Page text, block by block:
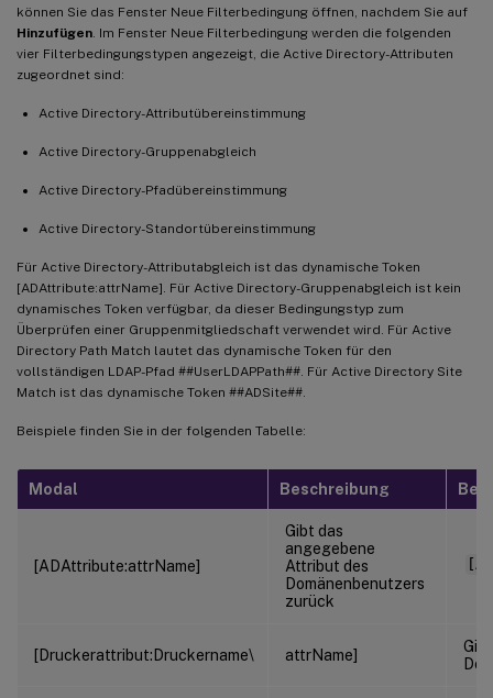
können Sie das Fenster Neue Filterbedingung öffnen, nachdem Sie auf
Hinzufügen . Im Fenster Neue Filterbedingung werden die folgenden
vier Filterbedingungstypen angezeigt, die Active Directory-Attributen
zugeordnet sind:
Active Directory-Attributübereinstimmung
Active Directory-Gruppenabgleich
Active Directory-Pfadübereinstimmung
Active Directory-Standortübereinstimmung
Für Active Directory-Attributabgleich ist das dynamische Token
[ADAttribute:attrName]. Für Active Directory-Gruppenabgleich ist kein
dynamisches Token verfügbar, da dieser Bedingungstyp zum
Überprüfen einer Gruppenmitgliedschaft verwendet wird. Für Active
Directory Path Match lautet das dynamische Token für den
vollständigen LDAP-Pfad ##UserLDAPPath##. Für Active Directory Site
Match ist das dynamische Token ##ADSite##.
Beispiele finden Sie in der folgenden Tabelle:
Modal Beschreibung
[ADAttribute:attrName]
Gibt das
angegebene
Attribut des
Domänenbenutzers
zurück
[Druckerattribut:Druckername\ attrName]